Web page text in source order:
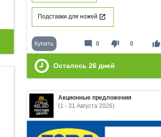
Подставки для ножей
Купить thumb_down 0 thumb_up
mode_comment 0
Осталось 26 дней
Акционные предложения
(1 - 31 Августа 2026)